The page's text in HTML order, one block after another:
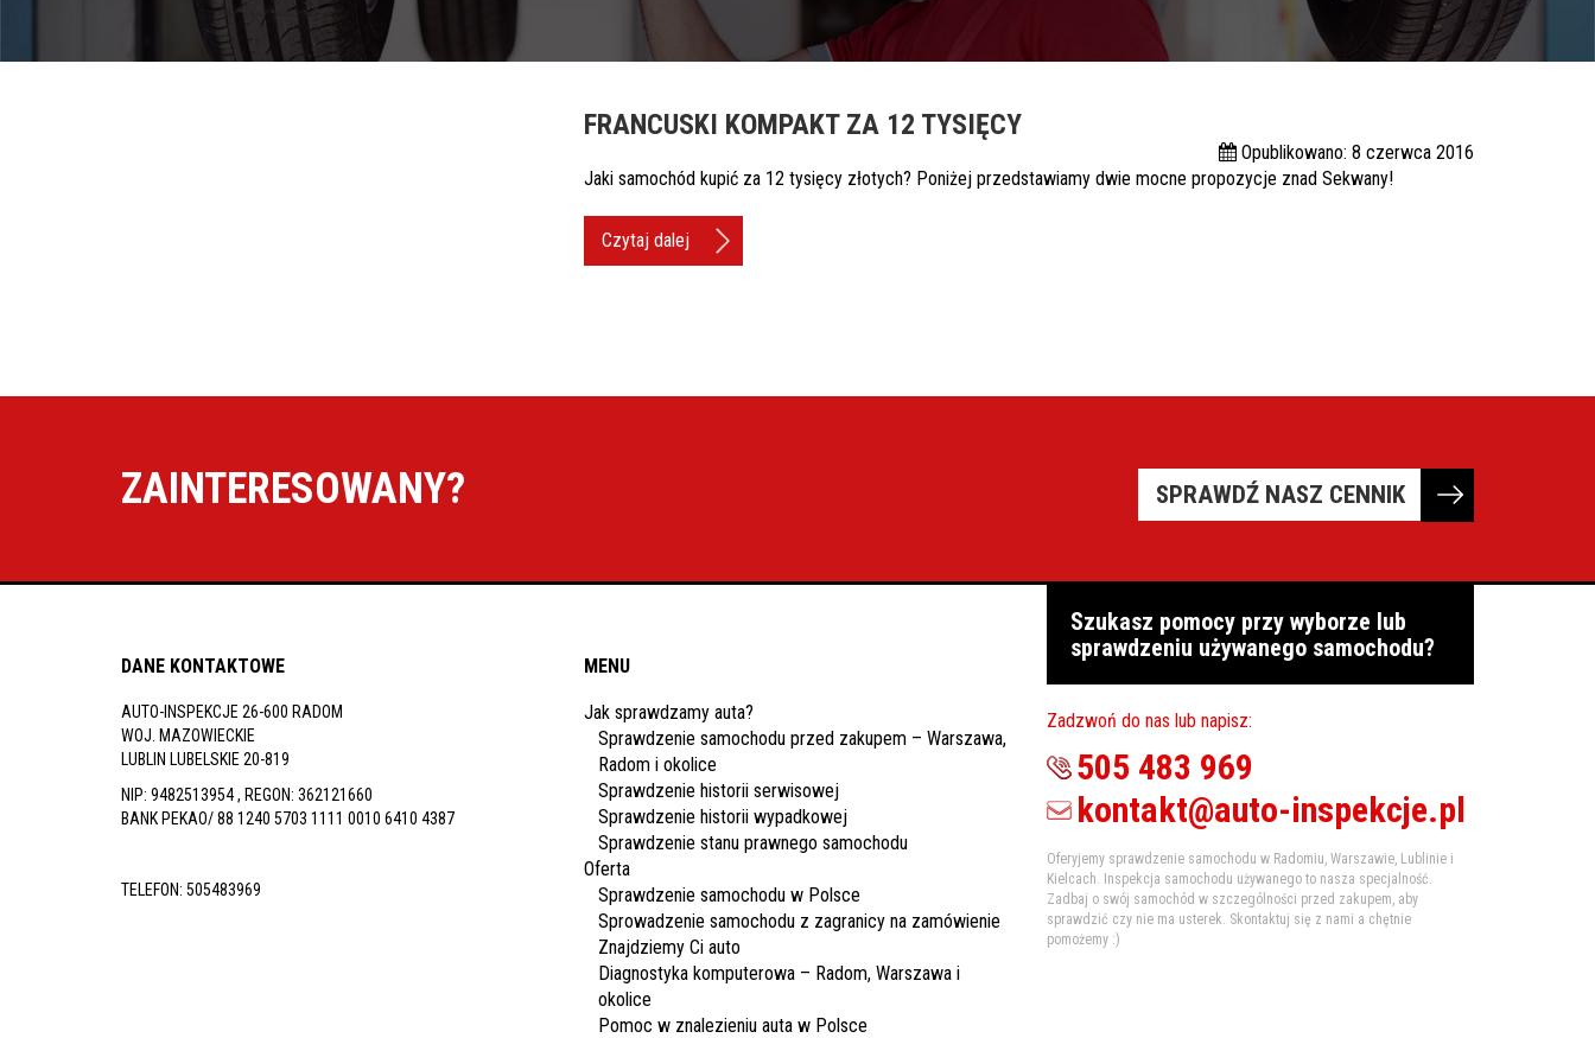
Pomoc w znalezieniu auta w Polsce
Wyszukiwanie samochodu w ogłoszeniach
505
kontakt@auto-
26-
FRANCUSKI KOMPAKT ZA 12 TYSIĘCY
Opublikowano: 8 czerwca 2016
Jaki samochód kupić za 12 tysięcy złotych? Poniżej przedstawiamy dwie mocne propozycje znad Sekwany!
Czytaj dalej
ZAINTERESOWANY? SPRAWDŹ NASZ CENNIK
DANE KONTAKTOWE
AUTO-INSPEKCJE 26-600 RADOM
WOJ. MAZOWIECKIE
LUBLIN LUBELSKIE 20-819
NIP: 9482513954 , REGON: 362121660
BANK PEKAO/ 88 1240 5703 1111 0010 6410 4387
TELEFON: 505483969
MENU
Jak sprawdzamy auta?
Sprawdzenie samochodu przed zakupem – Warszawa,
Radom i okolice
Sprawdzenie historii serwisowej
Sprawdzenie historii wypadkowej
Sprawdzenie stanu prawnego samochodu
Oferta
Sprawdzenie samochodu w Polsce
Sprowadzenie samochodu z zagranicy na zamówienie
Znajdziemy Ci auto
Diagnostyka komputerowa – Radom, Warszawa i
okolice
Pomoc w znalezieniu auta w Polsce
Szukasz pomocy przy wyborze lub
sprawdzeniu używanego samochodu?
Zadzwoń do nas lub napisz:
505 483 969
kontakt@auto-inspekcje.pl
Oferyjemy sprawdzenie samochodu w Radomiu, Warszawie, Lublinie i
Kielcach. Inspekcja samochodu używanego to nasza specjalność.
Zadbaj o swój samochód w szczególności przed zakupem, aby
sprawdzić czy nie ma usterek. Skontaktuj się z nami a chętnie
pomożemy :)